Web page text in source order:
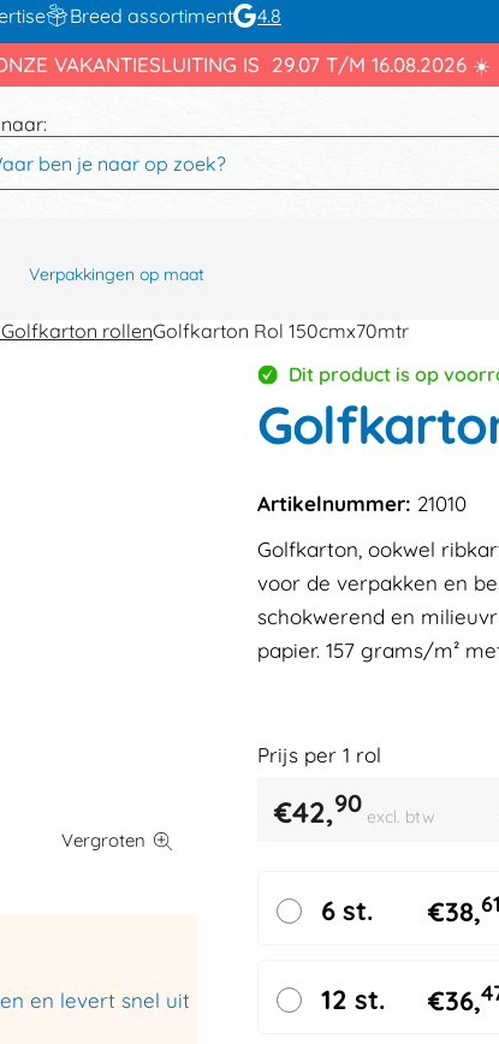
Breed assortiment 4.8
VAKANTIESLUITING IS 29.07 T/M 16.08.2026 ☀️
Verpakkingen op maat
Golfkarton rollenGolfkarton Rol 150cmx70mtr
en levert snel uit
Dit product is op
Artikelnummer: 21010
Golfkarton, ookwel
voor de verpakken en
schokwerend en
papier. 157 grams/m²
Prijs per 1 rol
€42,90 excl. btw
6 st. €38,61
12 st. €36,